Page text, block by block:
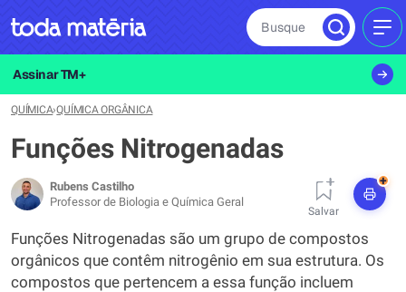
Busque
Assinar TM+
QUÍMICA›QUÍMICA ORGÂNICA
Funções Nitrogenadas
Rubens Castilho
Professor de Biologia e Química Geral
Salvar
+
Funções Nitrogenadas são um grupo de compostos
orgânicos que contêm nitrogênio em sua estrutura. Os
compostos que pertencem a essa função incluem